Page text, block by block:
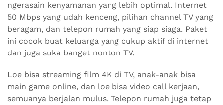
ngerasain kenyamanan yang lebih optimal. Internet
50 Mbps yang udah kenceng, pilihan channel TV yang
beragam, dan telepon rumah yang siap siaga. Paket
ini cocok buat keluarga yang cukup aktif di internet
dan juga suka banget nonton TV.
Loe bisa streaming film 4K di TV, anak-anak bisa
main game online, dan loe bisa video call kerjaan,
semuanya berjalan mulus. Telepon rumah juga tetap